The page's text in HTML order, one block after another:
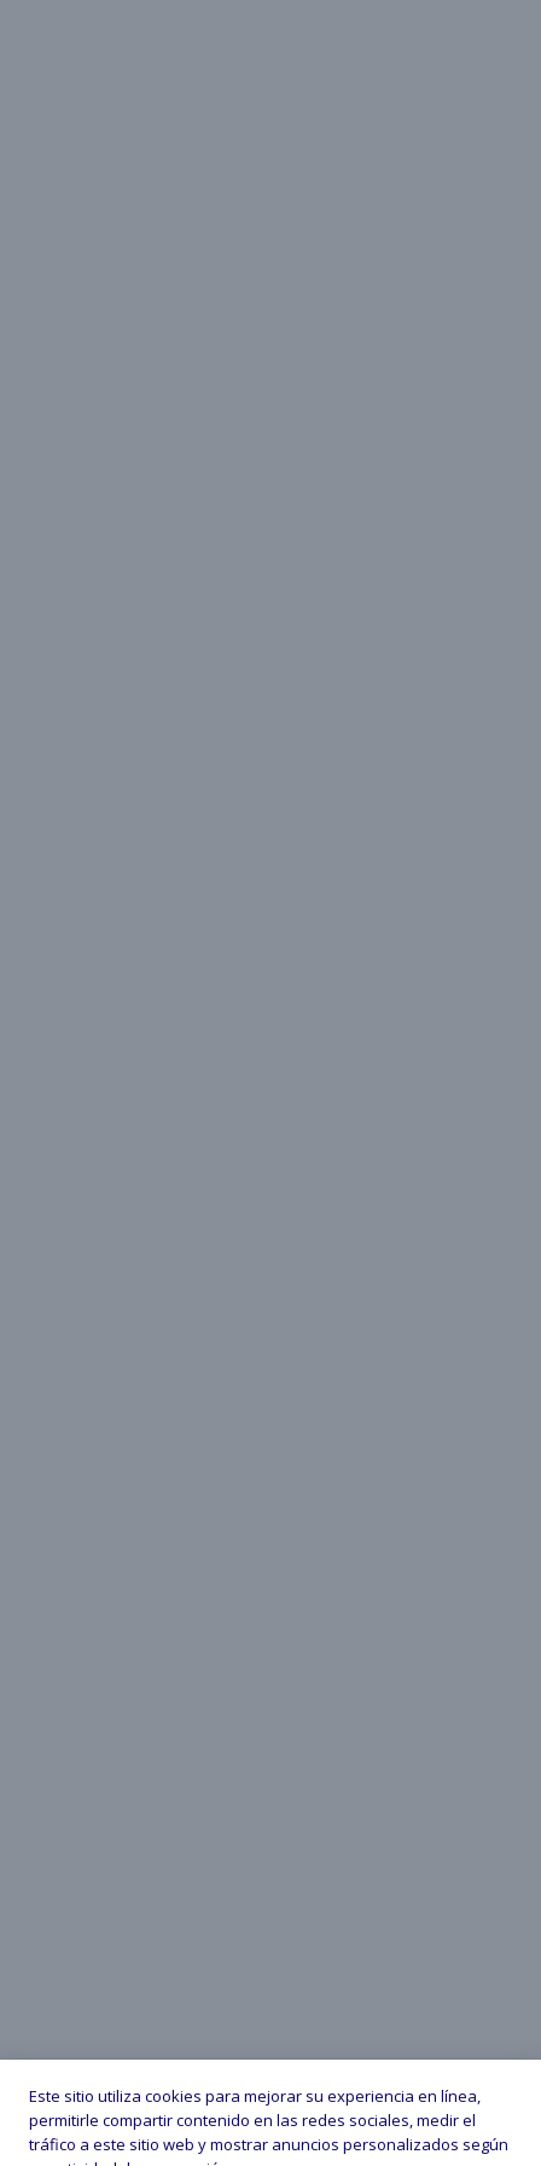
Este sitio utiliza cookies para mejorar su experiencia en línea,
permitirle compartir contenido en las redes sociales, medir el
tráfico a este sitio web y mostrar anuncios personalizados según